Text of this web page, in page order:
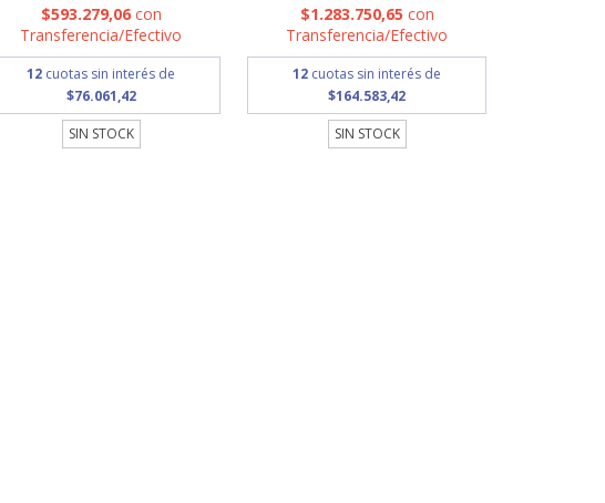
$593.279,06 con
Transferencia/Efectivo
12 cuotas sin interés de
$76.061,42
SIN STOCK
$1.283.750,65 con
Transferencia/Efectivo
12 cuotas sin interés de
$164.583,42
SIN STOCK